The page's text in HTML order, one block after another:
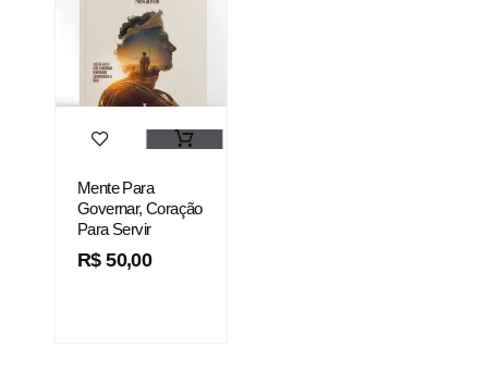
Mente Para
Governar, Coração
Para Servir
R$50,00